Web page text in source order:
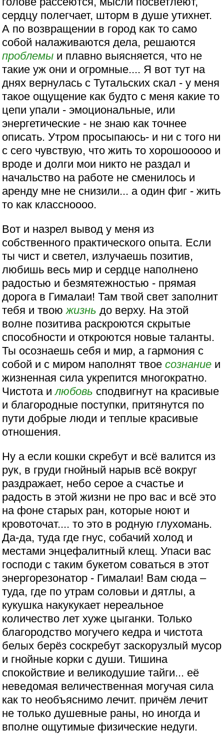
сердцу полегчает, шторм в душе утихнет.
А по возвращении в город как то само
собой налаживаются дела, решаются
проблемы и плавно выясняется, что не
такие уж они и огромные.... Я вот тут на
днях вернулась с Тутальских скал - у меня
такое ощущение как будто с меня какие то
цепи упали - эмоциональные, или
энергетические - не знаю как точнее
описать. Утром просыпаюсь- и ни с того ни
с сего чувствую, что жить то хорошооооо и
вроде и долги мои никто не раздал и
начальство на работе не сменилось и
аренду мне не снизили... а один фиг - жить
то как классноооо.
Вот и назрел вывод у меня из
собственного практического опыта. Если
ты чист и светел, излучаешь позитив,
любишь весь мир и сердце наполнено
радостью и безмятежностью - прямая
дорога в Гималаи! Там твой свет заполнит
тебя и твоюжизнь до верху. На этой
волне позитива раскроются скрытые
способности и откроются новые таланты.
Ты осознаешь себя и мир, а гармония с
собой и с миром наполнят твоесознание и
жизненная сила укрепится многократно.
Чистота илюбовь сподвигнут на красивые
и благородные поступки, притянутся по
пути добрые люди и теплые красивые
отношения.
Ну а если кошки скребут и всё валится из
рук, в груди гнойный нарыв всё вокруг
раздражает, небо серое а счастье и
радость в этой жизни не про вас и всё это
на фоне старых ран, которые ноют и
кровоточат.... то это в родную глухомань.
Да-да, туда где гнус, собачий холод и
местами энцефалитный клещ. Упаси вас
господи с таким букетом соваться в этот
энергорезонатор - Гималаи! Вам сюда –
туда, где по утрам соловьи и дятлы, а
кукушка накукукает нереальное
количество лет хуже цыганки. Только
благородство могучего кедра и чистота
белых берёз соскребут заскорузлый мусор
и гнойные корки с души. Тишина
спокойствие и великодушие тайги... её
неведомая величественная могучая сила
как то необъяснимо лечит. причём лечит
не только душевные раны, но иногда и
вполне ощутимые физические недуги.